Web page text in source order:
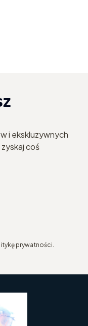
i ekskluzywnych
coś
prywatności.